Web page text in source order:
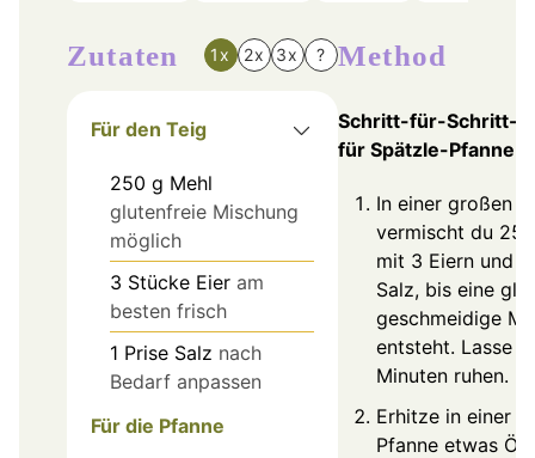
Zutaten 1x 2x 3x ?
Für den Teig
250 g Mehl
glutenfreie Mischung
möglich
3 Stücke Eier am
besten frisch
1 Prise Salz nach
Bedarf anpassen
Für die Pfanne
Method
Schritt-für-Schritt-
für Spätzle-Pfanne
In einer großen
vermischt du
mit 3 Eiern und
Salz, bis eine
geschmeidige
entsteht. Lasse
Minuten ruhen.
Erhitze in einer
Pfanne etwas Öl